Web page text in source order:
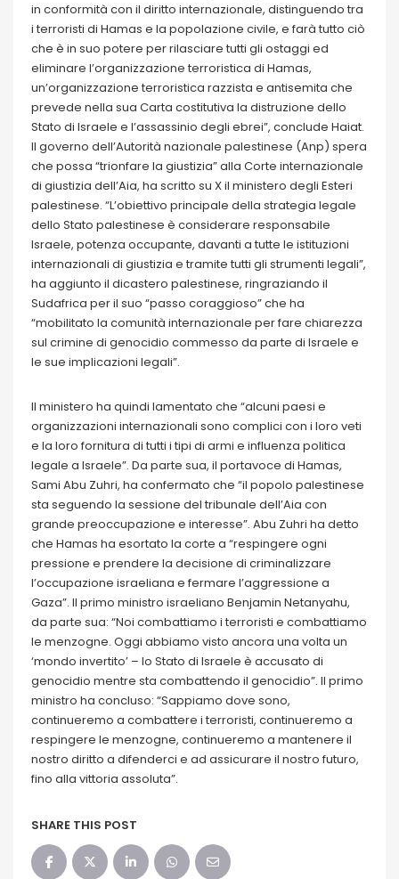
in conformità con il diritto internazionale, distinguendo tra
i terroristi di Hamas e la popolazione civile, e farà tutto ciò
che è in suo potere per rilasciare tutti gli ostaggi ed
eliminare l’organizzazione terroristica di Hamas,
un’organizzazione terroristica razzista e antisemita che
prevede nella sua Carta costitutiva la distruzione dello
Stato di Israele e l’assassinio degli ebrei”, conclude Haiat.
Il governo dell’Autorità nazionale palestinese (Anp) spera
che possa “trionfare la giustizia” alla Corte internazionale
di giustizia dell’Aia, ha scritto su X il ministero degli Esteri
palestinese. “L’obiettivo principale della strategia legale
dello Stato palestinese è considerare responsabile
Israele, potenza occupante, davanti a tutte le istituzioni
internazionali di giustizia e tramite tutti gli strumenti legali”,
ha aggiunto il dicastero palestinese, ringraziando il
Sudafrica per il suo “passo coraggioso” che ha
“mobilitato la comunità internazionale per fare chiarezza
sul crimine di genocidio commesso da parte di Israele e
le sue implicazioni legali”.
Il ministero ha quindi lamentato che “alcuni paesi e
organizzazioni internazionali sono complici con i loro veti
e la loro fornitura di tutti i tipi di armi e influenza politica
legale a Israele”. Da parte sua, il portavoce di Hamas,
Sami Abu Zuhri, ha confermato che “il popolo palestinese
sta seguendo la sessione del tribunale dell’Aia con
grande preoccupazione e interesse”. Abu Zuhri ha detto
che Hamas ha esortato la corte a “respingere ogni
pressione e prendere la decisione di criminalizzare
l’occupazione israeliana e fermare l’aggressione a
Gaza”. Il primo ministro israeliano Benjamin Netanyahu,
da parte sua: “Noi combattiamo i terroristi e combattiamo
le menzogne. Oggi abbiamo visto ancora una volta un
‘mondo invertito’ – lo Stato di Israele è accusato di
genocidio mentre sta combattendo il genocidio”. Il primo
ministro ha concluso: “Sappiamo dove sono,
continueremo a combattere i terroristi, continueremo a
respingere le menzogne, continueremo a mantenere il
nostro diritto a difenderci e ad assicurare il nostro futuro,
fino alla vittoria assoluta”.
SHARE THIS POST